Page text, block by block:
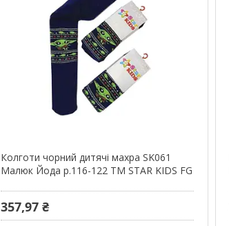
Колготи чорний дитячі махра SK061
Малюк Йода р.116-122 ТМ STAR KIDS FG
357,97 ₴